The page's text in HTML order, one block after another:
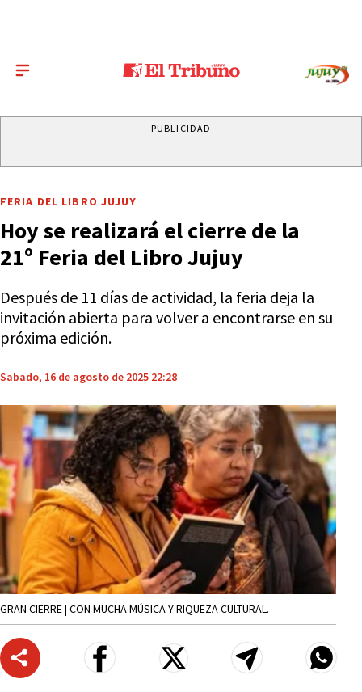
PUBLICIDAD
FERIA DEL LIBRO JUJUY
Hoy se realizará el cierre de la
21º Feria del Libro Jujuy
Después de 11 días de actividad, la feria deja la
invitación abierta para volver a encontrarse en su
próxima edición.
Sabado, 16 de agosto de 2025 22:28
GRAN CIERRE | CON MUCHA MÚSICA Y RIQUEZA CULTURAL.